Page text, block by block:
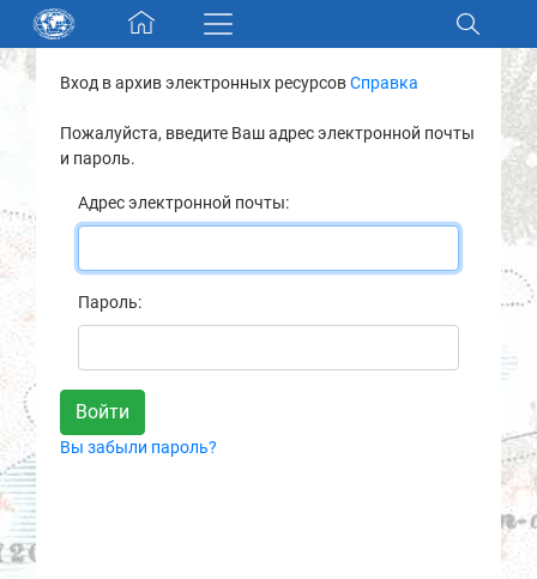
Skip navigation
Разделы и коллекции
Электронный каталог
Новости
О нас
Контакты
Партнеры
Вход в архив электронных ресурсовСправка
Пожалуйста, введите Ваш адрес электронной почты
и пароль.
Адрес электронной почты:
Пароль:
Вы забыли пароль?